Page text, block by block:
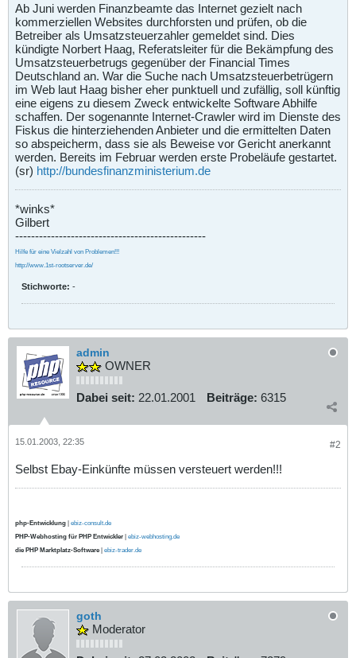
Ab Juni werden Finanzbeamte das Internet gezielt nach
kommerziellen Websites durchforsten und prüfen, ob die
Betreiber als Umsatzsteuerzahler gemeldet sind. Dies
kündigte Norbert Haag, Referatsleiter für die Bekämpfung des
Umsatzsteuerbetrugs gegenüber der Financial Times
Deutschland an. War die Suche nach Umsatzsteuerbetrügern
im Web laut Haag bisher eher punktuell und zufällig, soll künftig
eine eigens zu diesem Zweck entwickelte Software Abhilfe
schaffen. Der sogenannte Internet-Crawler wird im Dienste des
Fiskus die hinterziehenden Anbieter und die ermittelten Daten
so abspeicherm, dass sie als Beweise vor Gericht anerkannt
werden. Bereits im Februar werden erste Probeläufe gestartet.
(sr) http://bundesfinanzministerium.de
*winks*
Gilbert
------------------------------------------------
Hilfe für eine Vielzahl von Problemen!!!
http://www.1st-rootserver.de/
Stichworte: -
admin
OWNER
Dabei seit: 22.01.2001 Beiträge: 6315
#2
15.01.2003, 22:35
Selbst Ebay-Einkünfte müssen versteuert werden!!!
php-Entwicklung | ebiz-consult.de
PHP-Webhosting für PHP Entwickler | ebiz-webhosting.de
die PHP Marktplatz-Software | ebiz-trader.de
goth
Moderator